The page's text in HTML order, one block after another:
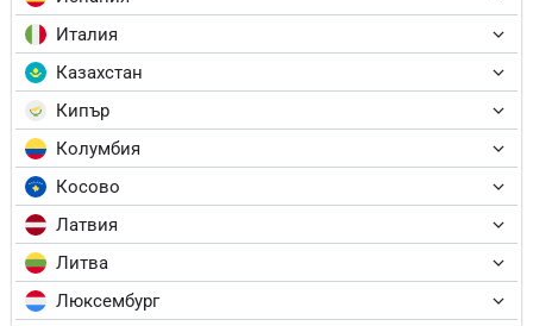
Италия
Казахстан
Кипър
Колумбия
Косово
Латвия
Литва
Люксембург